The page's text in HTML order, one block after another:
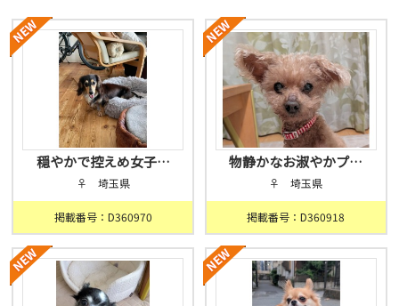
穏やかで控えめ女子…
♀ 埼玉県
掲載番号：D360970
物静かなお淑やかプ…
♀ 埼玉県
掲載番号：D360918